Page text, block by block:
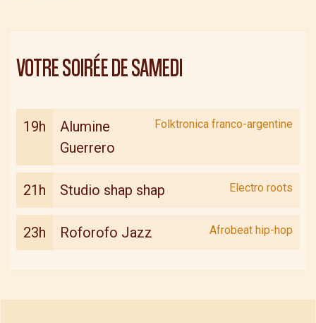
VOTRE SOIRÉE DESAMEDI
19h
Alumine
Guerrero
Folktronica franco-argentine
21h Studio shap shap Electro roots
23h Roforofo Jazz Afrobeat hip-hop